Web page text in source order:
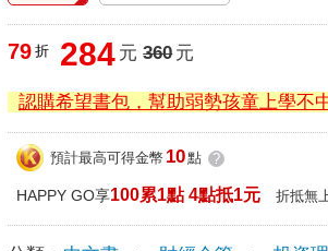
79 折 284 元 360元
認購希望書包，幫助弱勢孩童上學不
預計最高可得金幣 10點 ?
HAPPY GO享100累1點 4點抵1元 折抵無